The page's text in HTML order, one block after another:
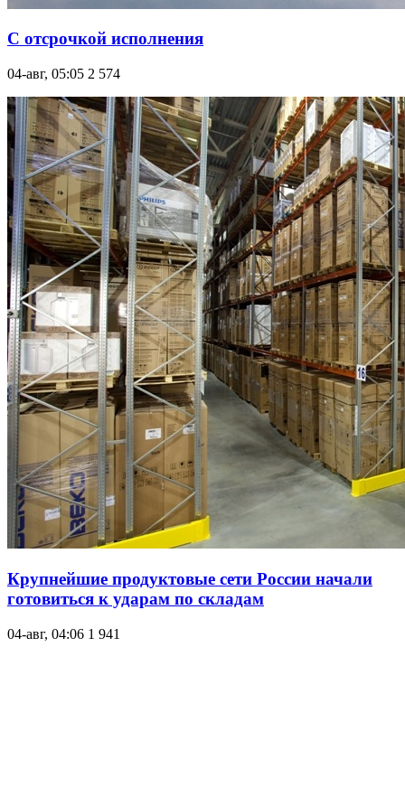
С отсрочкой исполнения
04-авг, 05:05 2 574
Крупнейшие продуктовые сети России начали
готовиться к ударам по складам
04-авг, 04:06 1 941